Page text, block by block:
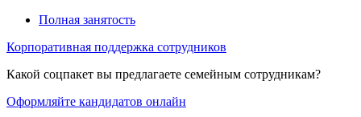
Полная занятость
Корпоративная поддержка сотрудников
Какой соцпакет вы предлагаете семейным сотрудникам?
Оформляйте кандидатов онлайн